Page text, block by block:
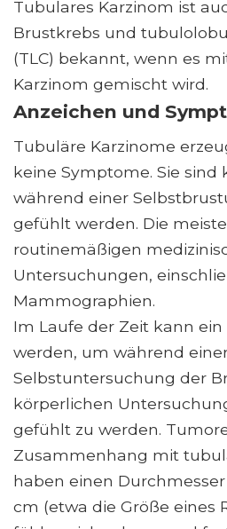
Tubulares Karzinom ist
Brustkrebs und
(TLC) bekannt, wenn es
Karzinom gemischt wird.
Anzeichen und
Tubuläre Karzinome
keine Symptome. Sie sind
während einer
gefühlt werden. Die
routinemäßigen
Untersuchungen,
Mammographien.
Im Laufe der Zeit kann
werden, um während
Selbstuntersuchung der
körperlichen
gefühlt zu werden.
Zusammenhang mit
haben einen Durchmesser
cm (etwa die Größe eines